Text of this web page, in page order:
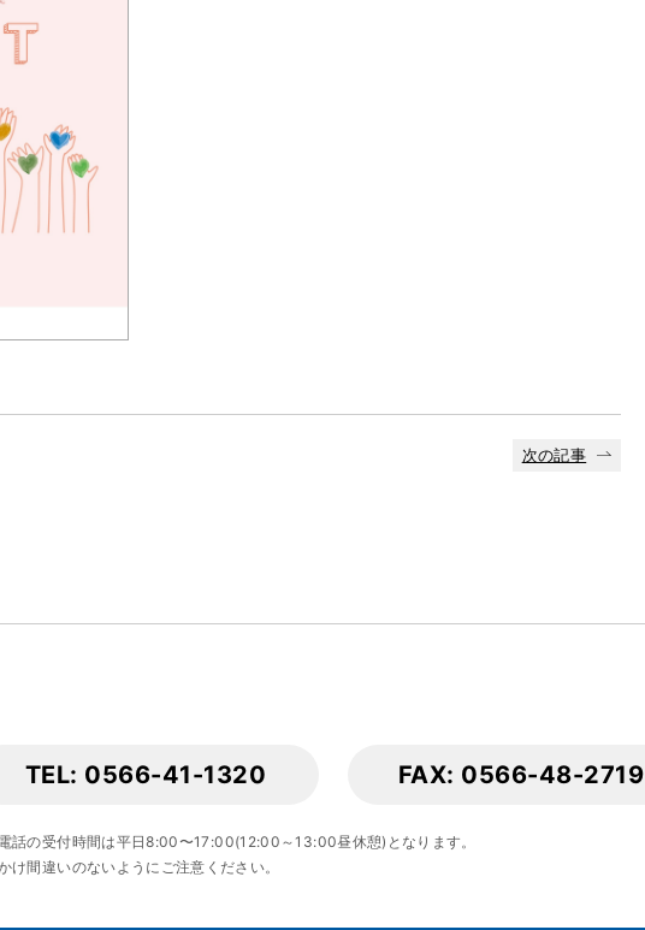
次の記事
TEL: 0566-41-1320 FAX: 0566-48-2719
話の受付時間は平日8:00〜17:00(12:00～13:00昼休憩)となります。
け間違いのないようにご注意ください。